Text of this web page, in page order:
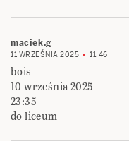
maciek.g
11 WRZEŚNIA 2025 11:46
bois
10 września 2025
23:35
do liceum